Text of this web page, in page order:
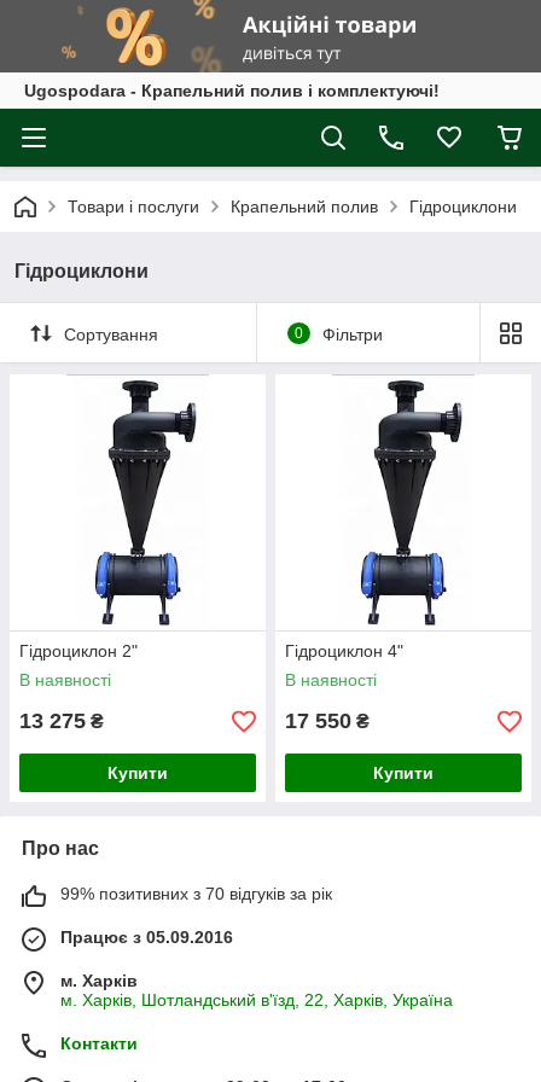
Ugospodara - Крапельний полив і комплектуючі!
Товари і послуги Крапельний полив Гідроциклони
Гідроциклони
Сортування 0 Фільтри
Гідроциклон 2"
В наявності
13 275 ₴
Купити
Гідроциклон 4"
В наявності
17 550 ₴
Купити
Про нас
99% позитивних з 70 відгуків за рік
Працює з 05.09.2016
м. Харків
м. Харків, Шотландський в'їзд, 22, Харків, Україна
Контакти